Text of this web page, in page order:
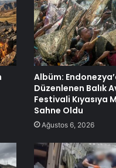
Albüm:
Düzenlenen Balık
Festivali Kıyasıya
Sahne Oldu
Ağustos 6, 2026